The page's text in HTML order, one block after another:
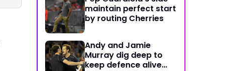
maintain perfect start
by routing Cherries
Andy and Jamie
Murray dig deep to
keep defence alive